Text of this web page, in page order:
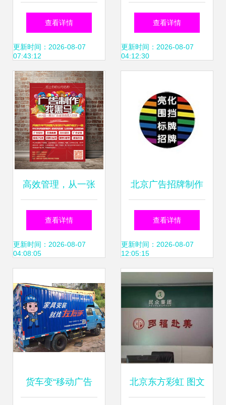
业制作亚克力灯箱
与软件销售的双重
优势
查看详情
更新时间：2026-08-07
07:43:12
与前台设计 软件销
售企业的专业之道
查看详情
更新时间：2026-08-07
04:12:30
高效管理，从一张
宣传单开始——解
锁商务办公新境界
查看详情
更新时间：2026-08-07
04:08:05
北京广告招牌制作
全解析 从设计到安
装的优质服务选择
查看详情
更新时间：2026-08-07
12:05:15
货车变“移动广告 北京东方彩虹 图文